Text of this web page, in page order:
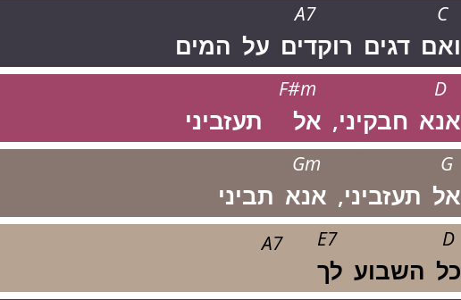
C
ואם דגים
A7
רוקדים על המים
D
אנא חבקיני,
F#m
אל תעזביני
G
אל תעזביני,
Gm
אנא תביני
D
כל השבוע
E7
לך
A7